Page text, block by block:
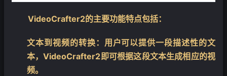
VideoCrafter2的主要功能特点包括：
文本到视频的转换： 用户可以提供一段描述性的文
本，VideoCrafter2即可根据这段文本生成相应的视
频。